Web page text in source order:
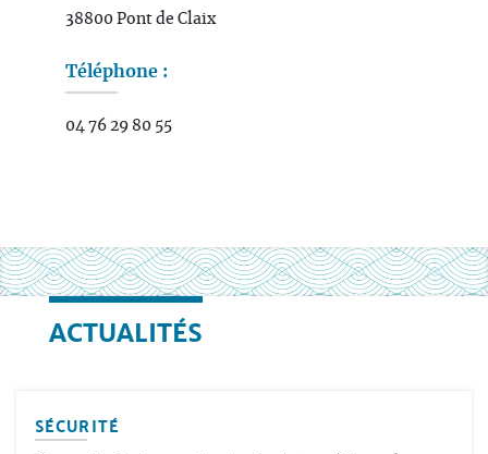
38800 Pont de Claix
Téléphone :
04 76 29 80 55
ACTUALITÉS
SÉCURITÉ